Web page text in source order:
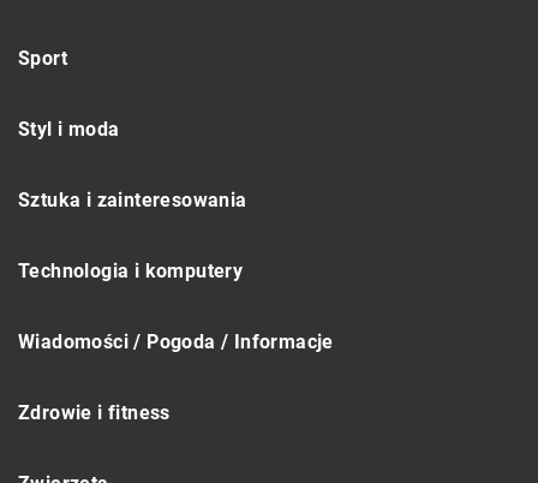
Sport
Styl i moda
Sztuka i zainteresowania
Technologia i komputery
Wiadomości / Pogoda / Informacje
Zdrowie i fitness